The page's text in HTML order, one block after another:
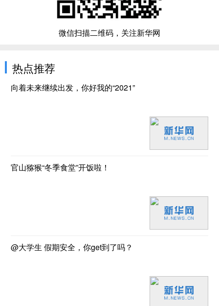
微信扫描二维码，关注新华网
热点推荐
向着未来继续出发，你好我的“2021”
官山猕猴“冬季食堂”开饭啦！
@大学生 假期安全，你get到了吗？